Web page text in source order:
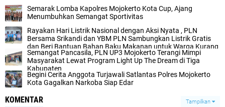
Semarak Lomba Kapolres Mojokerto Kota Cup, Ajang
Menumbuhkan Semangat Sportivitas
Rayakan Hari Listrik Nasional dengan Aksi Nyata , PLN
Bersama Srikandi dan YBM PLN Sambungkan Listrik Gratis
dan Beri Bantuan Bahan Baku Makanan untuk Warga Kurang
Mampu
Semangat Pancasila, PLN UP3 Mojokerto Terangi Mimpi
Masyarakat Lewat Program Light Up The Dream di Tiga
Kabupaten
Begini Cerita Anggota Turjawali Satlantas Polres Mojokerto
Kota Gagalkan Narkoba Siap Edar
KOMENTAR Tampilkan